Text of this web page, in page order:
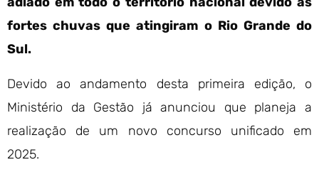
fortes chuvas que atingiram o Rio Grande do
Sul.
Devido ao andamento desta primeira edição, o
Ministério da Gestão já anunciou que planeja a
realização de um novo concurso unificado em
2025.